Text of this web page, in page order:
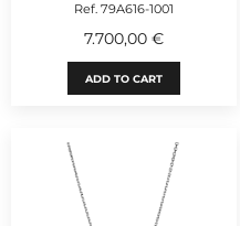
Ref. 79A616-1001
7.700,00 €
ADD TO CART